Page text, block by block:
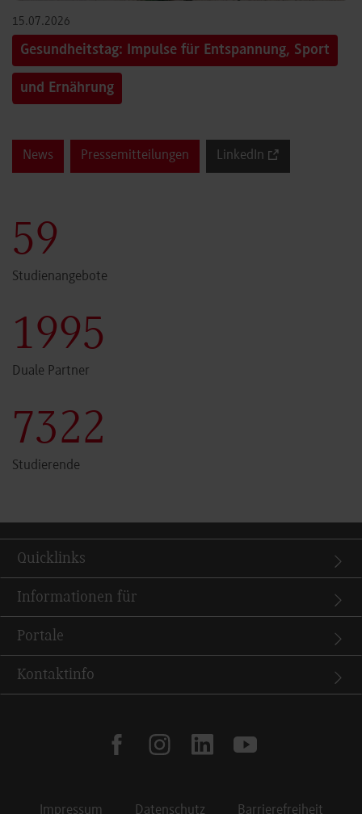
15.07.2026
Gesundheitstag: Impulse für Entspannung, Sport
und Ernährung
News Pressemitteilungen LinkedIn
60
Studienangebote
2000
Duale Partner
7341
Studierende
Quicklinks
Informationen für
Portale
Kontaktinfo
facebookinstagramlinkedin youtube